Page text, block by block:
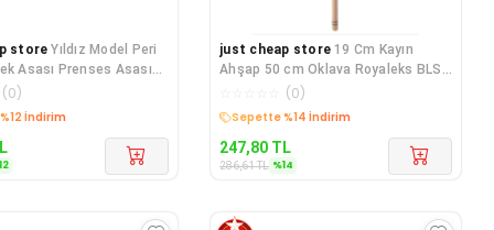
store Yıldız Model Peri
Asası Prenses Asası
(0)
12
just cheap store 19 Cm Kayın
Ahşap 50 cm Oklava Royaleks BLS-
(0)
Kargo Bedava
247,80 TL
286,61TL %14